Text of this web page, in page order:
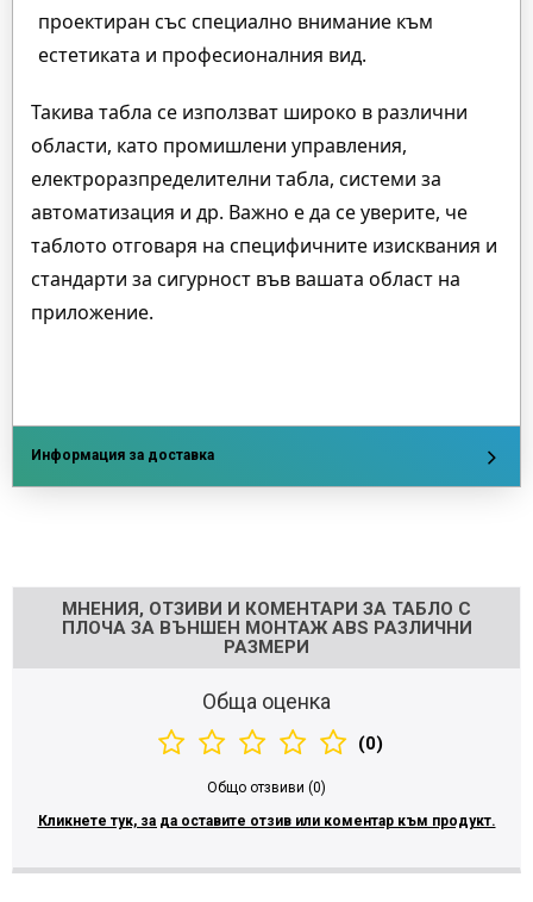
проектиран със специално внимание към
естетиката и професионалния вид.
Такива табла се използват широко в различни
области, като промишлени управления,
електроразпределителни табла, системи за
автоматизация и др. Важно е да се уверите, че
таблото отговаря на специфичните изисквания и
стандарти за сигурност във вашата област на
приложение.
Информация за доставка
МНЕНИЯ, ОТЗИВИ И КОМЕНТАРИ ЗА ТАБЛО С
ПЛОЧА ЗА ВЪНШЕН МОНТАЖ ABS РАЗЛИЧНИ
РАЗМЕРИ
Обща оценка
(0)
Общо отзвиви (0)
Кликнете тук, за да оставите отзив или коментар към продукт.